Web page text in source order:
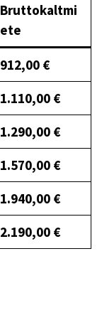
Bruttokaltmi
ete
912,00 €
1.110,00 €
1.290,00 €
1.570,00 €
1.940,00 €
2.190,00 €